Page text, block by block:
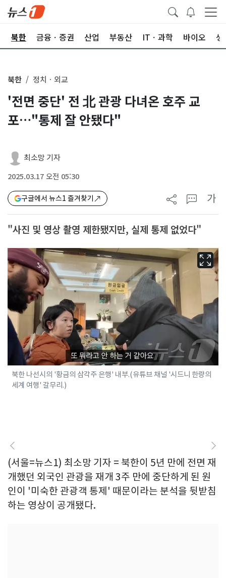
북한 금융ㆍ증권 산업 부동산 ITㆍ과학 바이오 생
북한 정치ㆍ외교
'전면 중단' 전 北 관광 다녀온 호주 교
포…"통제 잘 안됐다"
최소망 기자
2025.03.17 오전 05:30
구글에서 뉴스1 즐겨찾기 가
"사진 및 영상 촬영 제한됐지만, 실제 통제 없었다"
북한 나선시의 '황금의 삼각주 은행' 내부.(유튜브 채널 '시드니 한량의
세계 여행' 갈무리.)
(서울=뉴스1) 최소망 기자 = 북한이 5년 만에 전면 재
개했던 외국인 관광을 재개 3주 만에 중단하게 된 원
인이 '미숙한 관광객 통제' 때문이라는 분석을 뒷받침
하는 영상이 공개됐다.